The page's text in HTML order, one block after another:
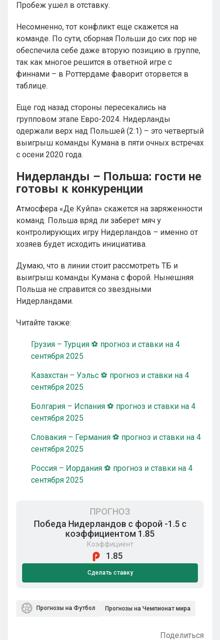
Пробеж ушел в отставку.
Несомненно, тот конфликт еще скажется на
команде. По сути, сборная Польши до сих пор не
обеспечила себе даже вторую позицию в группе,
так как многое решится в ответной игре с
финнами – в Роттердаме фаворит оторвется в
таблице.
Еще год назад стороны пересекались на
групповом этапе Евро-2024. Нидерланды
одержали верх над Польшей (2:1) – это четвертый
выигрыш команды Кумана в пяти очных встречах
с осени 2020 года.
Нидерланды – Польша: гости не
готовы к конкуренции
Атмосфера «Де Куйпа» скажется на заряженности
команд. Польша вряд ли заберет мяч у
контролирующих игру Нидерландов – именно от
хозяев будет исходить инициатива.
Думаю, что в линии стоит рассмотреть ТБ и
выигрыш команды Кумана с форой. Нынешняя
Польша не справится со звездными
Нидерландами.
Читайте также:
Грузия – Турция ⚽ прогноз и ставки на 4
сентября 2025
Казахстан – Уэльс ⚽ прогноз и ставки на 4
сентября 2025
Болгария – Испания ⚽ прогноз и ставки на 4
сентября 2025
Словакия – Германия ⚽ прогноз и ставки на 4
сентября 2025
Россия – Иордания ⚽ прогноз и ставки на 4
сентября 2025
ПРОГНОЗ
Победа Нидерландов с форой -1.5 с
коэффициентом 1.85
Коэффициент
1.85
Сделать ставку
Прогнозы на Футбол Прогнозы на Чемпионат мира
Поделиться